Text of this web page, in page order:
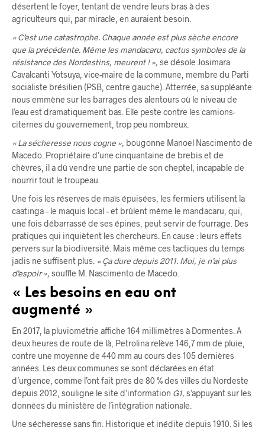
désertent le foyer, tentant de vendre leurs bras à des
agriculteurs qui, par miracle, en auraient besoin.
« C’est une catastrophe. Chaque année est plus sèche encore
que la précédente. Même les mandacaru, cactus symboles de la
résistance des Nordestins, meurent ! », se désole Josimara
Cavalcanti Yotsuya, vice-maire de la commune, membre du Parti
socialiste brésilien (PSB, centre gauche). Atterrée, sa suppléante
nous emmène sur les barrages des alentours où le niveau de
l’eau est dramatiquement bas. Elle peste contre les camions-
citernes du gouvernement, trop peu nombreux.
« La sécheresse nous cogne », bougonne Manoel Nascimento de
Macedo. Propriétaire d’une cinquantaine de brebis et de
chèvres, il a dû vendre une partie de son cheptel, incapable de
nourrir tout le troupeau.
Une fois les réserves de maïs épuisées, les fermiers utilisent la
caatinga – le maquis local – et brûlent même le mandacaru, qui,
une fois débarrassé de ses épines, peut servir de fourrage. Des
pratiques qui inquiètent les chercheurs. En cause : leurs effets
pervers sur la biodiversité. Mais même ces tactiques du temps
jadis ne suffisent plus. « Ça dure depuis 2011. Moi, je n’ai plus
d’espoir », souffle M. Nascimento de Macedo.
« Les besoins en eau ont
augmenté »
En 2017, la pluviométrie affiche 164 millimètres à Dormentes. A
deux heures de route de là, Petrolina relève 146,7 mm de pluie,
contre une moyenne de 440 mm au cours des 105 dernières
années. Les deux communes se sont déclarées en état
d’urgence, comme l’ont fait près de 80 % des villes du Nordeste
depuis 2012, souligne le site d’information G1, s’appuyant sur les
données du ministère de l’intégration nationale.
Une sécheresse sans fin. Historique et inédite depuis 1910. Si les